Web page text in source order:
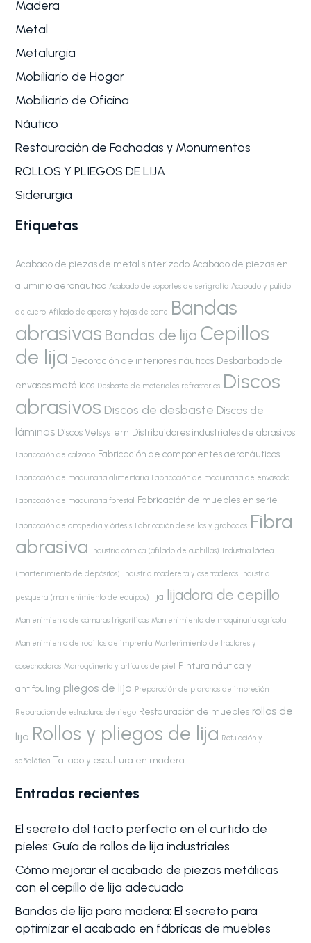
Madera
Metal
Metalurgia
Mobiliario de Hogar
Mobiliario de Oficina
Náutico
Restauración de Fachadas y Monumentos
ROLLOS Y PLIEGOS DE LIJA
Siderurgia
Etiquetas
Acabado de piezas de metal sinterizado Acabado de piezas en
aluminio aeronáutico Acabado de soportes de serigrafía Acabado y pulido
de cuero Afilado de aperos y hojas de corte Bandas
abrasivas Bandas de lija Cepillos
de lija Decoración de interiores náuticos Desbarbado de
envases metálicos Desbaste de materiales refractarios Discos
abrasivos Discos de desbaste Discos de
láminas Discos Velsystem Distribuidores industriales de abrasivos
Fabricación de calzado Fabricación de componentes aeronáuticos
Fabricación de maquinaria alimentaria Fabricación de maquinaria de envasado
Fabricación de maquinaria forestal Fabricación de muebles en serie
Fabricación de ortopedia y órtesis Fabricación de sellos y grabados Fibra
abrasiva Industria cárnica (afilado de cuchillas) Industria láctea
(mantenimiento de depósitos) Industria maderera y aserraderos Industria
pesquera (mantenimiento de equipos) lija lijadora de cepillo
Mantenimiento de cámaras frigoríficas Mantenimiento de maquinaria agrícola
Mantenimiento de rodillos de imprenta Mantenimiento de tractores y
cosechadoras Marroquinería y artículos de piel Pintura náutica y
antifouling pliegos de lija Preparación de planchas de impresión
Reparación de estructuras de riego Restauración de muebles rollos de
lija Rollos y pliegos de lija Rotulación y
señalética Tallado y escultura en madera
Entradas recientes
El secreto del tacto perfecto en el curtido de
pieles: Guía de rollos de lija industriales
Cómo mejorar el acabado de piezas metálicas
con el cepillo de lija adecuado
Bandas de lija para madera: El secreto para
optimizar el acabado en fábricas de muebles